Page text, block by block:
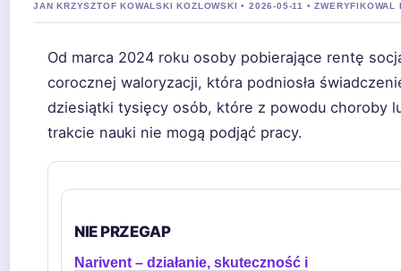
JAN KRZYSZTOF KOWALSKI KOZLOWSKI • 2026-05-11 • ZWERYFIKOWAL
Od marca 2024 roku osoby pobierające rentę
corocznej waloryzacji, która podniosła
dziesiątki tysięcy osób, które z powodu choroby
trakcie nauki nie mogą podjąć pracy.
NIE PRZEGAP
Narivent – działanie, skuteczność i